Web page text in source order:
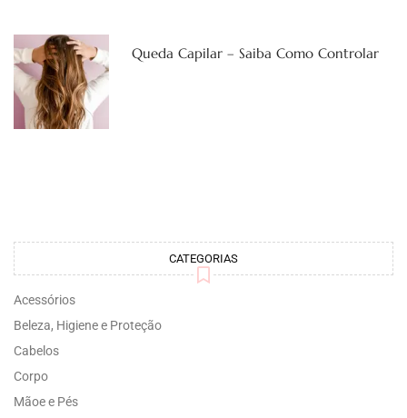
Queda Capilar – Saiba Como Controlar
CATEGORIAS
Acessórios
Beleza, Higiene e Proteção
Cabelos
Corpo
Mãoe e Pés